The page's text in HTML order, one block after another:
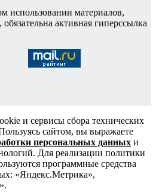
использовании материалов,
активная гиперссылка
и сервисы сбора технических
сайтом, вы выражаете
персональных данных и
Для реализации политики
программные средства
«Яндекс.Метрика»,